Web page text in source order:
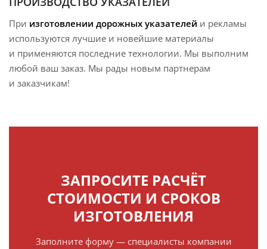
При изготовлении дорожных указателей и рекламы
используются лучшие и новейшие материалы
и применяются последние технологии. Мы выполним
любой ваш заказ. Мы рады новым партнерам
и заказчикам!
ЗАПРОСИТЕ РАСЧЁТ
СТОИМОСТИ И СРОКОВ
ИЗГОТОВЛЕНИЯ
Заполните форму — специалисты компании